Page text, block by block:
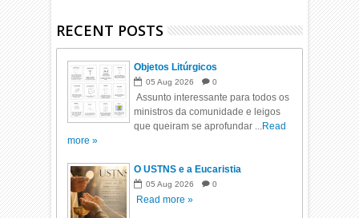
RECENT POSTS
Objetos Litúrgicos
05 Aug 2026 0
Assunto interessante para todos os
ministros da comunidade e leigos
que queiram se aprofundar ...Read
more »
O USTNS e a Eucaristia
05 Aug 2026 0
Read more »